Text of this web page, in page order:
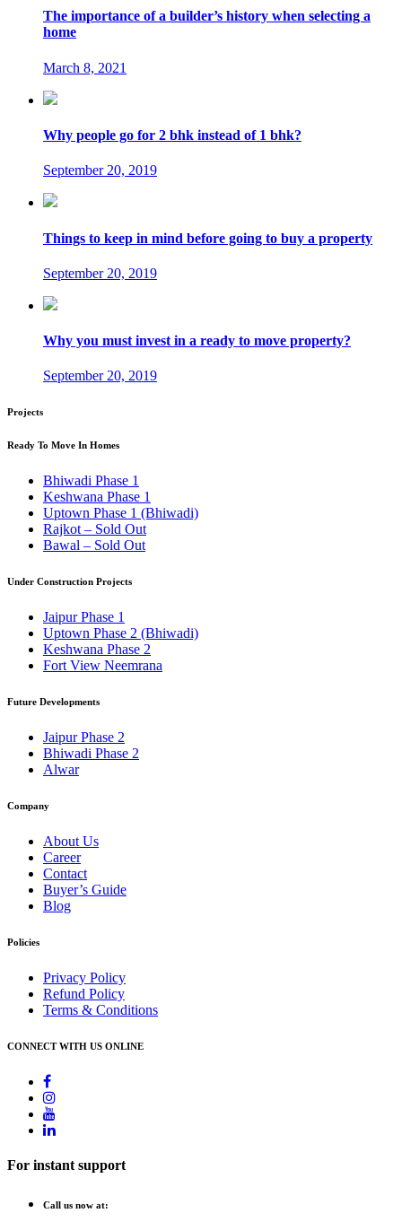
The importance of a builder’s history when selecting a
home
March 8, 2021
Why people go for 2 bhk instead of 1 bhk?
September 20, 2019
Things to keep in mind before going to buy a property
September 20, 2019
Why you must invest in a ready to move property?
September 20, 2019
Projects
Ready To Move In Homes
Bhiwadi Phase 1
Keshwana Phase 1
Uptown Phase 1 (Bhiwadi)
Rajkot – Sold Out
Bawal – Sold Out
Under Construction Projects
Jaipur Phase 1
Uptown Phase 2 (Bhiwadi)
Keshwana Phase 2
Fort View Neemrana
Future Developments
Jaipur Phase 2
Bhiwadi Phase 2
Alwar
Company
About Us
Career
Contact
Buyer’s Guide
Blog
Policies
Privacy Policy
Refund Policy
Terms & Conditions
CONNECT WITH US ONLINE
For instant support
Call us now at: